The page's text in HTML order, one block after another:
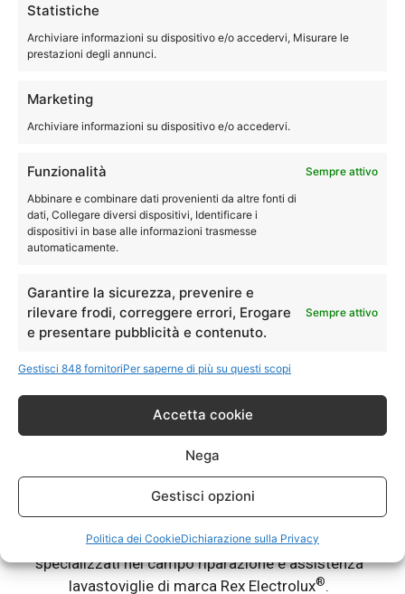
Statistiche
Archiviare informazioni su dispositivo e/o accedervi, Misurare le
prestazioni degli annunci.
Marketing
Archiviare informazioni su dispositivo e/o accedervi.
Funzionalità
Sempre attivo
Abbinare e combinare dati provenienti da altre fonti di
dati, Collegare diversi dispositivi, Identificare i
dispositivi in base alle informazioni trasmesse
automaticamente.
Garantire la sicurezza, prevenire e
rilevare frodi, correggere errori, Erogare
e presentare pubblicità e contenuto.
Sempre attivo
Gestisci 848 fornitoriPer saperne di più su questi scopi
Accetta cookie
Nega
Gestisci opzioni
Politica dei CookieDichiarazione sulla Privacy
Assistenza Rex Electrolux Castello d’Argile
ricambi con garanzia di un anno.
riparazione, manutenzione e pulizia della asciugatrice Rex
Electrolux® .
asciugatrice direttamente a domicilio.
051-0040244
Assistenza Rex Electrolux
Castello d'Argile lavastoviglie
Assistenza Rex Electrolux Castello d’Argile
Riparazioni Lavastoviglie Fuori Garanzia.
La tua lavastoviglie Rex Electrolux®ti da dei problemi? Non
lava bene? Lascia le stoviglie sporche? Abbiamo tecnici
specializzati nel campo riparazione e assistenza
lavastoviglie di marca Rex Electrolux®.